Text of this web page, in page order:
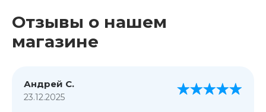
Отзывы о нашем
магазине
Андрей С.
23.12.2025